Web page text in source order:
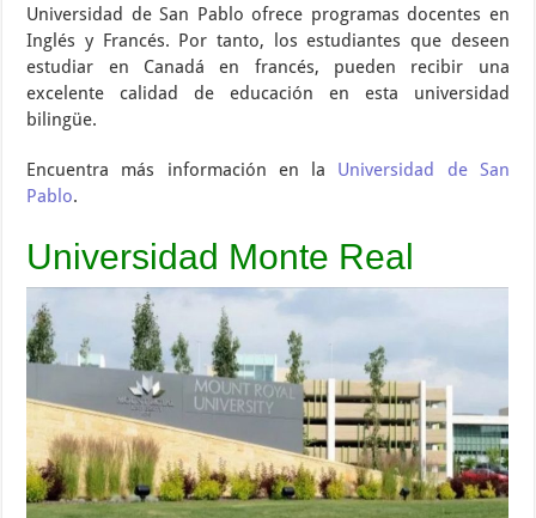
Universidad de San Pablo ofrece programas docentes en
Inglés y Francés. Por tanto, los estudiantes que deseen
estudiar en Canadá en francés, pueden recibir una
excelente calidad de educación en esta universidad
bilingüe.
Encuentra más información en la Universidad de San
Pablo.
Universidad Monte Real